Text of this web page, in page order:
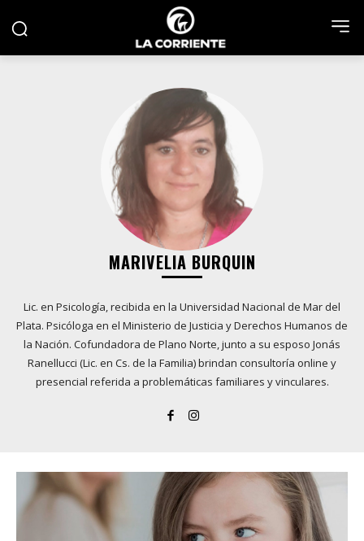
MARIVELIA BURQUIN
Lic. en Psicología, recibida en la Universidad Nacional de Mar del
Plata. Psicóloga en el Ministerio de Justicia y Derechos Humanos de
la Nación. Cofundadora de Plano Norte, junto a su esposo Jonás
Ranellucci (Lic. en Cs. de la Familia) brindan consultoría online y
presencial referida a problemáticas familiares y vinculares.